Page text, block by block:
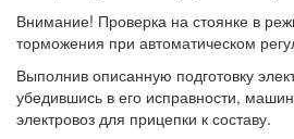
Внимание! Проверка на стоянке в
торможения при автоматическом
Выполнив описанную подготовку
убедившись в его исправности,
электровоз для прицепки к составу.